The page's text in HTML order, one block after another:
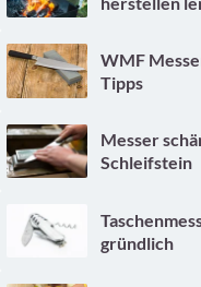
WMF
Tipps
Messer
Schleifstein
gründlich